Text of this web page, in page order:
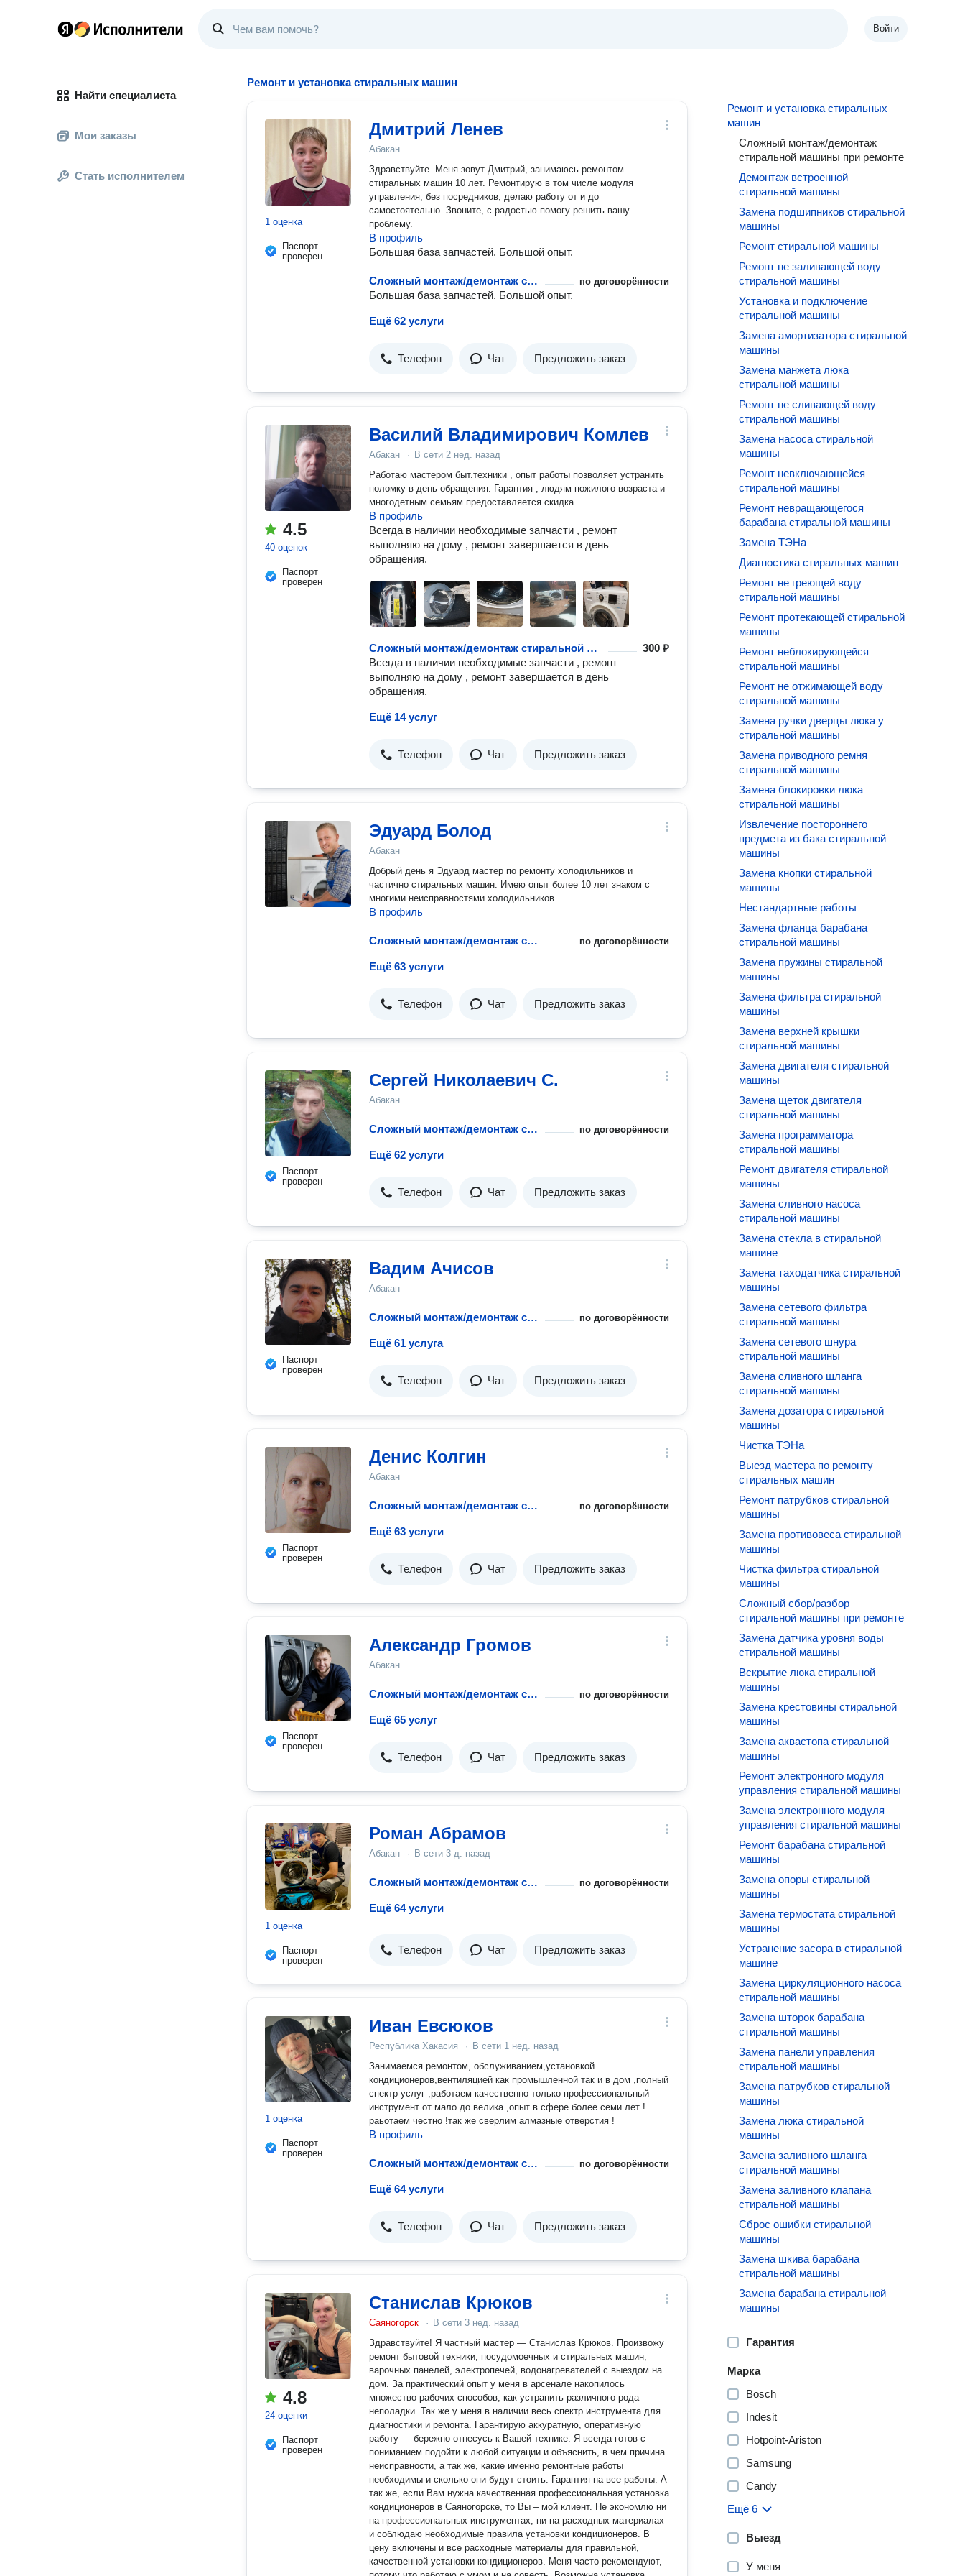
Войти
Найти специалиста
Мои заказы
Стать исполнителем
Ремонт и установка стиральных машин
1 оценка
Паспорт
проверен
Дмитрий Ленев
Абакан
Здравствуйте. Меня зовут Дмитрий, занимаюсь ремонтом
стиральных машин 10 лет. Ремонтирую в том числе модуля
управления, без посредников, делаю работу от и до
самостоятельно. Звоните, с радостью помогу решить вашу
проблему.
В профиль
Большая база запчастей. Большой опыт.
Сложный монтаж/демонтаж стиральной машины при ремонте по договорённости
Большая база запчастей. Большой опыт.
Ещё 62 услуги
Телефон Чат Предложить заказ
4.5
40 оценок
Паспорт
проверен
Василий Владимирович Комлев
Абакан · В сети 2 нед. назад
Работаю мастером быт.техники , опыт работы позволяет устранить
поломку в день обращения. Гарантия , людям пожилого возраста и
многодетным семьям предоставляется скидка.
В профиль
Всегда в наличии необходимые запчасти , ремонт
выполняю на дому , ремонт завершается в день
обращения.
Сложный монтаж/демонтаж стиральной машины при ремонте
300 ₽
Всегда в наличии необходимые запчасти , ремонт
выполняю на дому , ремонт завершается в день
обращения.
Ещё 14 услуг
Телефон Чат Предложить заказ
Эдуард Болод
Абакан
Добрый день я Эдуард мастер по ремонту холодильников и
частично стиральных машин. Имею опыт более 10 лет знаком с
многими неисправностями холодильников.
В профиль
Сложный монтаж/демонтаж стиральной машины при ремонте по договорённости
Ещё 63 услуги
Телефон Чат Предложить заказ
Паспорт
проверен
Сергей Николаевич С.
Абакан
Сложный монтаж/демонтаж стиральной машины при ремонте по договорённости
Ещё 62 услуги
Телефон Чат Предложить заказ
Паспорт
проверен
Вадим Ачисов
Абакан
Сложный монтаж/демонтаж стиральной машины при ремонте по договорённости
Ещё 61 услуга
Телефон Чат Предложить заказ
Паспорт
проверен
Денис Колгин
Абакан
Сложный монтаж/демонтаж стиральной машины при ремонте по договорённости
Ещё 63 услуги
Телефон Чат Предложить заказ
Паспорт
проверен
Александр Громов
Абакан
Сложный монтаж/демонтаж стиральной машины при ремонте по договорённости
Ещё 65 услуг
Телефон Чат Предложить заказ
1 оценка
Паспорт
проверен
Роман Абрамов
Абакан · В сети 3 д. назад
Сложный монтаж/демонтаж стиральной машины при ремонте по договорённости
Ещё 64 услуги
Телефон Чат Предложить заказ
1 оценка
Паспорт
проверен
Иван Евсюков
Республика Хакасия · В сети 1 нед. назад
Занимаемся ремонтом, обслуживанием,установкой
кондиционеров,вентиляцией как промышленной так и в дом ,полный
спектр услуг ,работаем качественно только профессиональный
инструмент от мало до велика ,опыт в сфере более семи лет !
раьотаем честно !так же сверлим алмазные отверстия !
В профиль
Сложный монтаж/демонтаж стиральной машины при ремонте по договорённости
Ещё 64 услуги
Телефон Чат Предложить заказ
4.8
24 оценки
Паспорт
проверен
Станислав Крюков
Саяногорск · В сети 3 нед. назад
Здравствуйте! Я частный мастер — Станислав Крюков. Произвожу
ремонт бытовой техники, посудомоечных и стиральных машин,
варочных панелей, электропечей, водонагревателей с выездом на
дом. За практический опыт у меня в арсенале накопилось
множество рабочих способов, как устранить различного рода
неполадки. Так же у меня в наличии весь спектр инструмента для
диагностики и ремонта. Гарантирую аккуратную, оперативную
работу — бережно отнесусь к Вашей технике. Я всегда готов с
пониманием подойти к любой ситуации и объяснить, в чем причина
неисправности, а так же, какие именно ремонтные работы
необходимы и сколько они будут стоить. Гарантия на все работы. А
так же, если Вам нужна качественная профессиональная установка
кондиционеров в Саяногорске, то Вы – мой клиент. Не экономлю ни
на профессиональных инструментах, ни на расходных материалах
и соблюдаю необходимые правила установки кондиционеров. В
цену включены и все расходные материалы для правильной,
качественной установки кондиционеров. Меня часто рекомендуют,
Ремонт и установка стиральных
машин
Сложный монтаж/демонтаж
стиральной машины при ремонте
Демонтаж встроенной
стиральной машины
Замена подшипников стиральной
машины
Ремонт стиральной машины
Ремонт не заливающей воду
стиральной машины
Установка и подключение
стиральной машины
Замена амортизатора стиральной
машины
Замена манжета люка
стиральной машины
Ремонт не сливающей воду
стиральной машины
Замена насоса стиральной
машины
Ремонт невключающейся
стиральной машины
Ремонт невращающегося
барабана стиральной машины
Замена ТЭНа
Диагностика стиральных машин
Ремонт не греющей воду
стиральной машины
Ремонт протекающей стиральной
машины
Ремонт неблокирующейся
стиральной машины
Ремонт не отжимающей воду
стиральной машины
Замена ручки дверцы люка у
стиральной машины
Замена приводного ремня
стиральной машины
Замена блокировки люка
стиральной машины
Извлечение постороннего
предмета из бака стиральной
машины
Замена кнопки стиральной
машины
Нестандартные работы
Замена фланца барабана
стиральной машины
Замена пружины стиральной
машины
Замена фильтра стиральной
машины
Замена верхней крышки
стиральной машины
Замена двигателя стиральной
машины
Замена щеток двигателя
стиральной машины
Замена программатора
стиральной машины
Ремонт двигателя стиральной
машины
Замена сливного насоса
стиральной машины
Замена стекла в стиральной
машине
Замена таходатчика стиральной
машины
Замена сетевого фильтра
стиральной машины
Замена сетевого шнура
стиральной машины
Замена сливного шланга
стиральной машины
Замена дозатора стиральной
машины
Чистка ТЭНа
Выезд мастера по ремонту
стиральных машин
Ремонт патрубков стиральной
машины
Замена противовеса стиральной
машины
Чистка фильтра стиральной
машины
Сложный сбор/разбор
стиральной машины при ремонте
Замена датчика уровня воды
стиральной машины
Вскрытие люка стиральной
машины
Замена крестовины стиральной
машины
Замена аквастопа стиральной
машины
Ремонт электронного модуля
управления стиральной машины
Замена электронного модуля
управления стиральной машины
Ремонт барабана стиральной
машины
Замена опоры стиральной
машины
Замена термостата стиральной
машины
Устранение засора в стиральной
машине
Замена циркуляционного насоса
стиральной машины
Замена шторок барабана
стиральной машины
Замена панели управления
стиральной машины
Замена патрубков стиральной
машины
Замена люка стиральной
машины
Замена заливного шланга
стиральной машины
Замена заливного клапана
стиральной машины
Сброс ошибки стиральной
машины
Замена шкива барабана
стиральной машины
Замена барабана стиральной
машины
Гарантия
Марка
Bosch
Indesit
Hotpoint-Ariston
Samsung
Candy
Ещё 6
Выезд
У меня